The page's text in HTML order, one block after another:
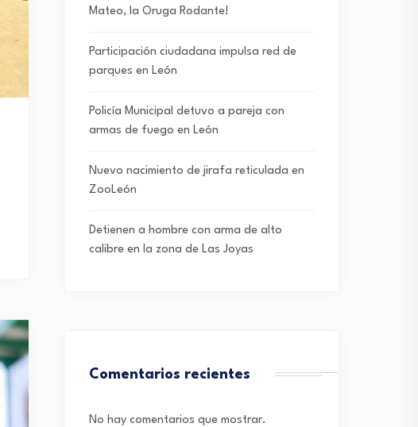
Mateo, la Oruga Rodante!
Participación ciudadana impulsa red de
parques en León
Policía Municipal detuvo a pareja con
armas de fuego en León
Nuevo nacimiento de jirafa reticulada en
ZooLeón
Detienen a hombre con arma de alto
calibre en la zona de Las Joyas
Comentarios recientes
No hay comentarios que mostrar.